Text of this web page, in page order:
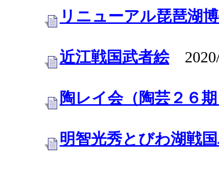
リニューアル琵琶湖
近江戦国武者絵2020/
陶レイ会（陶芸２６
明智光秀とびわ湖戦